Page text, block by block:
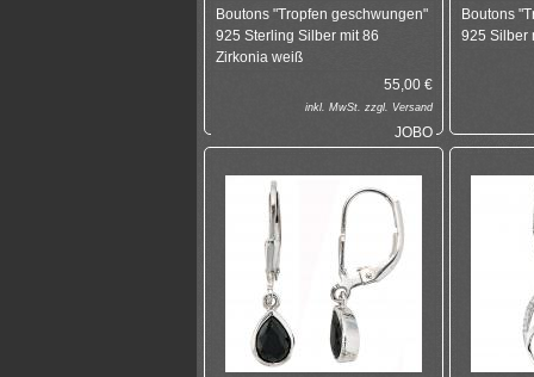
Boutons "Tropfen geschwungen"
925 Sterling Silber mit 86
Zirkonia weiß
55,00 €
inkl. MwSt. zzgl. Versand
JOBO
Boutons
925 Silber